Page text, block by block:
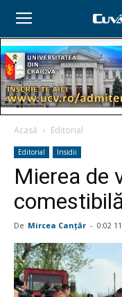
Acasă Editorial
Editorial Insidii
Mierea de
De Mircea Canţăr - 0:02